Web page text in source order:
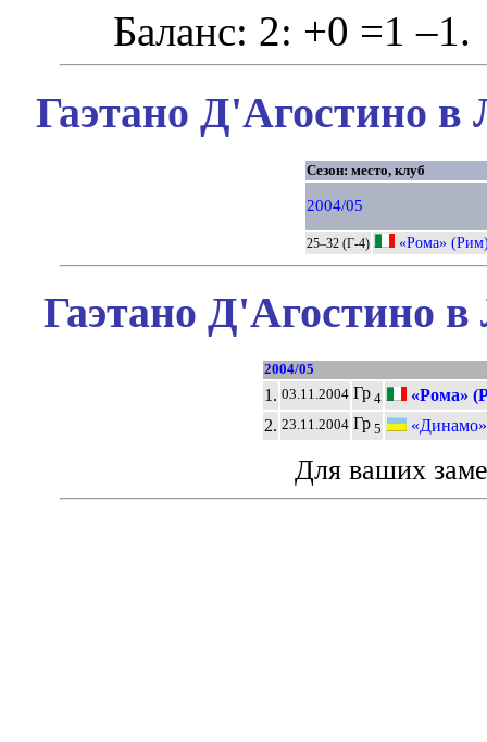
Баланс: 2: +0 =1 –1.
Гаэтано Д'Агостино в
Сезон: место, клуб
2004/05
25–32 (Г-4) «Рома»
Гаэтано Д'Агостино
2004/05
1. 03.11.2004 Гр4
«Рома»
2. 23.11.2004 Гр5
Для ваших